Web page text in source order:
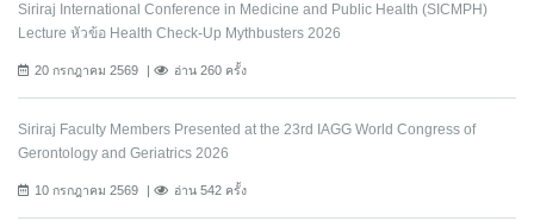
Siriraj International Conference in Medicine and Public Health (SICMPH)
Lecture หัวข้อ Health Check-Up Mythbusters 2026
20 กรกฎาคม 2569 อ่าน 260 ครั้ง
Siriraj Faculty Members Presented at the 23rd IAGG World Congress of
Gerontology and Geriatrics 2026
10 กรกฎาคม 2569 อ่าน 542 ครั้ง